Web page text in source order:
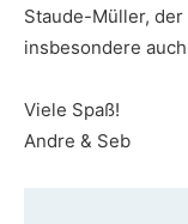
Staude-Müller,
insbesondere
Viele Spaß!
Andre & Seb